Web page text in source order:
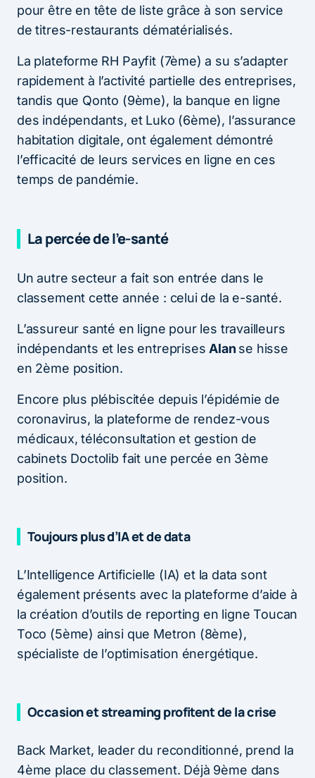
pour être en tête de liste grâce à son service
de titres-restaurants dématérialisés.
La plateforme RH Payfit (7ème) a su s’adapter
rapidement à l’activité partielle des entreprises,
tandis que Qonto (9ème), la banque en ligne
des indépendants, et Luko (6ème), l’assurance
habitation digitale, ont également démontré
l’efficacité de leurs services en ligne en ces
temps de pandémie.
La percée de l’e-santé
Un autre secteur a fait son entrée dans le
classement cette année : celui de la e-santé.
L’assureur santé en ligne pour les travailleurs
indépendants et les entreprises Alan se hisse
en 2ème position.
Encore plus plébiscitée depuis l’épidémie de
coronavirus, la plateforme de rendez-vous
médicaux, téléconsultation et gestion de
cabinets Doctolib fait une percée en 3ème
position.
Toujours plus d’IA et de data
L’Intelligence Artificielle (IA) et la data sont
également présents avec la plateforme d’aide à
la création d’outils de reporting en ligne Toucan
Toco (5ème) ainsi que Metron (8ème),
spécialiste de l’optimisation énergétique.
Occasion et streaming profitent de la crise
Back Market, leader du reconditionné, prend la
4ème place du classement. Déjà 9ème dans